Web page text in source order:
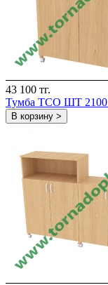
43 100 тг.
Тумба ТСО ШТ 2100
В корзину >